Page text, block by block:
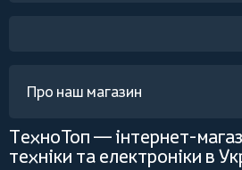
Про наш магазин
ТехноТоп — інтернет-
техніки та електроніки в